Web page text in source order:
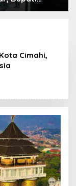
Sampah
Cimahi,